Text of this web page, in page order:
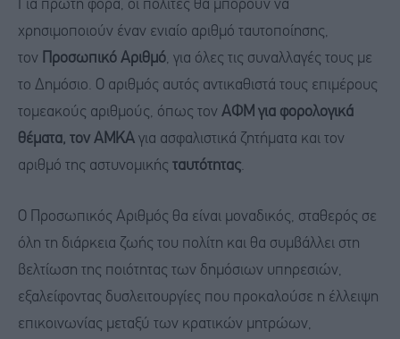
Για πρώτη φορά, οι πολίτες θα μπορούν να
χρησιμοποιούν έναν ενιαίο αριθμό ταυτοποίησης,
τον
Προσωπικό Αριθμό, για όλες τις συναλλαγές τους με
το Δημόσιο. Ο αριθμός αυτός αντικαθιστά τους επιμέρους
τομεακούς αριθμούς, όπως τον ΑΦΜ για φορολογικά
θέματα, τον ΑΜΚΑ για ασφαλιστικά ζητήματα και τον
αριθμό της αστυνομικής ταυτότητας.
Ο Προσωπικός Αριθμός θα είναι μοναδικός, σταθερός σε
όλη τη διάρκεια ζωής του πολίτη και θα συμβάλλει στη
βελτίωση της ποιότητας των δημόσιων υπηρεσιών,
εξαλείφοντας δυσλειτουργίες που προκαλούσε η έλλειψη
επικοινωνίας μεταξύ των κρατικών μητρώων,